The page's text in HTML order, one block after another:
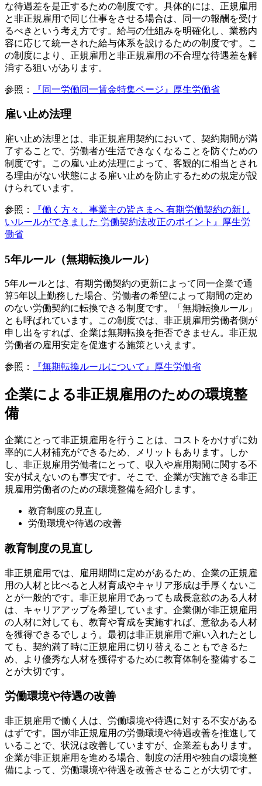
な待遇差を是正するための制度です。具体的には、正規雇用
と非正規雇用で同じ仕事をさせる場合は、同一の報酬を受け
るべきという考え方です。給与の仕組みを明確化し、業務内
容に応じて統一された給与体系を設けるための制度です。こ
の制度により、正規雇用と非正規雇用の不合理な待遇差を解
消する狙いがあります。
参照： 『同一労働同一賃金特集ページ』厚生労働省
雇い止め法理
雇い止め法理とは、非正規雇用契約において、契約期間が満
了することで、労働者が生活できなくなることを防ぐための
制度です。この雇い止め法理によって、客観的に相当とされ
る理由がない状態による雇い止めを防止するための規定が設
けられています。
参照：
『働く方々、事業主の皆さまへ 有期労働契約の新し
いルールができました 労働契約法改正のポイント』厚生労
働省
5年ルール（無期転換ルール）
5年ルールとは、有期労働契約の更新によって同一企業で通
算5年以上勤務した場合、労働者の希望によって期間の定め
のない労働契約に転換できる制度です。「無期転換ルール」
とも呼ばれています。この制度では、非正規雇用労働者側が
申し出をすれば、企業は無期転換を拒否できません。非正規
労働者の雇用安定を促進する施策といえます。
参照： 『無期転換ルールについて』厚生労働省
企業による非正規雇用のための環境整
備
企業にとって非正規雇用を行うことは、コストをかけずに効
率的に人材補充ができるため、メリットもあります。しか
し、非正規雇用労働者にとって、収入や雇用期間に関する不
安が拭えないのも事実です。そこで、企業が実施できる非正
規雇用労働者のための環境整備を紹介します。
教育制度の見直し
労働環境や待遇の改善
教育制度の見直し
非正規雇用では、雇用期間に定めがあるため、企業の正規雇
用の人材と比べると人材育成やキャリア形成は手厚くないこ
とが一般的です。非正規雇用であっても成長意欲のある人材
は、キャリアアップを希望しています。企業側が非正規雇用
の人材に対しても、教育や育成を実施すれば、意欲ある人材
を獲得できるでしょう。最初は非正規雇用で雇い入れたとし
ても、契約満了時に正規雇用に切り替えることもできるた
め、より優秀な人材を獲得するために教育体制を整備するこ
とが大切です。
労働環境や待遇の改善
非正規雇用で働く人は、労働環境や待遇に対する不安がある
はずです。国が非正規雇用の労働環境や待遇改善を推進して
いることで、状況は改善していますが、企業差もあります。
企業が非正規雇用を進める場合、制度の活用や独自の環境整
備によって、労働環境や待遇を改善させることが大切です。